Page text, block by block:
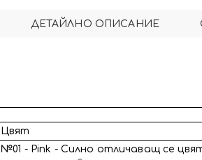
ДЕТАЙЛНО ОПИСАНИЕ
Цвят
№01 - Pink - Силно отличаващ се